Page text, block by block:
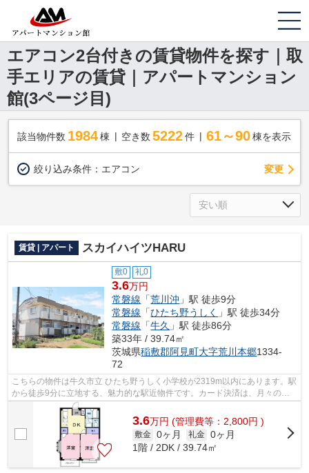
エアコン2台付きの賃貸物件を探す｜取
手エリアの賃貸｜アパートマンション
館(3ページ目)
該当物件数 1984棟 空き数 5222 件 61～90 棟を表示
絞り込み条件： エアコン 変更
賃貸 | アパート スカイハイツHARU
敷0 礼0
3.6万円
常磐線 「荒川沖 」駅 徒歩9分
常磐線 「ひたち野うしく
」駅 徒歩34分
常磐線 「牛久 」駅 徒歩86分
築33年 / 39.74㎡
茨城県稲敷郡阿見町大字荒川本郷1334-
72
こちらの物件は牛久市立 ひたち野うしく小学校が2319m以内にあります。駅
から徒歩9分に立地する、魅力的な駅近物件です。カード決済は、月々の家
賃や初期費用支払いのわずらわしさを解...
3.6万円 (管理費等：2,800円 )
敷金 0ヶ月 礼金 0ヶ月
1階 / 2DK / 39.74㎡